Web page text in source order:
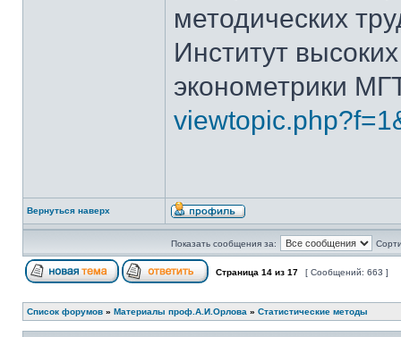
методических
Институт
эконометрики
Вернуться наверх
Показать сообщения за:
Страница 14 из 17 [ Сообщений: 663 ]
Список форумов » Материалы проф.А.И.Орлова » Статистические методы